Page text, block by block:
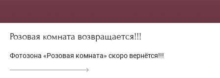
Розовая комната возвращается!!!
Фотозона «Розовая комната» скоро вернётся!!!